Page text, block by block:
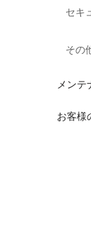
セキ
その
メンテ
お客様